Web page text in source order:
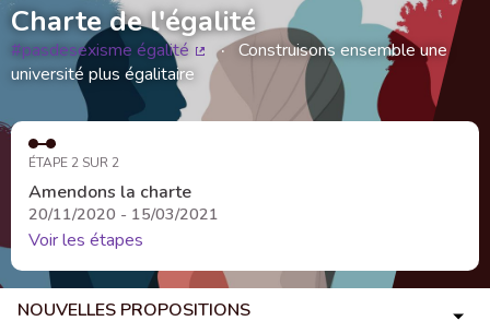
Charte de l'égalité
#pasdesexisme égalité
(Lien externe)
Construisons ensemble une
université plus égalitaire
ÉTAPE 2 SUR 2
Amendons la charte
20/11/2020 - 15/03/2021
Voir les étapes
NOUVELLES PROPOSITIONS